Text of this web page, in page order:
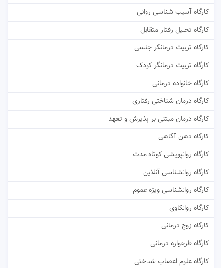
کارگاه آسیب شناسی روانی
کارگاه تحلیل رفتار متقابل
کارگاه تربیت درمانگر جنسی
کارگاه تربیت درمانگر کودک
کارگاه خانواده درمانی
کارگاه درمان شناختی رفتاری
کارگاه درمان مبتنی بر پذیرش و تعهد
کارگاه ذهن آگاهی
کارگاه روانپویشی کوتاه مدت
کارگاه روانشناسی آنلاین
کارگاه روانشناسی ویژه عموم
کارگاه روانکاوی
کارگاه زوج درمانی
کارگاه طرحواره درمانی
کارگاه علوم اعصاب شناختی